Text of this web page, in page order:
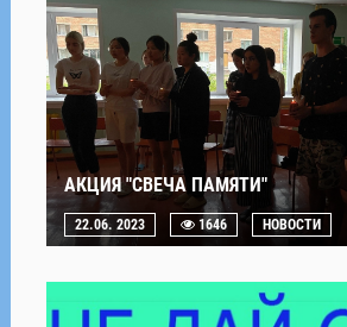
АКЦИЯ "СВЕЧА ПАМЯТИ"
22.06. 2023 1646 НОВОСТИ